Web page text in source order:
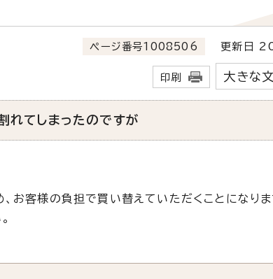
ページ番号1008506 更新日
印刷 大きな
れてしまったのですが
お客様の負担で買い替えていただくことになりま